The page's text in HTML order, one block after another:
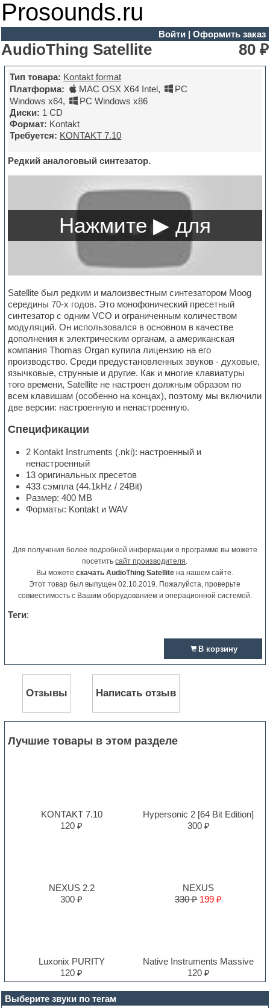
Prosounds.ru
Войти| Оформить заказ
Выберите звуки по тегам
AudioThing Satellite 80 ₽
Тип товара: Kontakt format
Платформа:
MAC OSX X64 Intel,
PC
Windows x64,
PC Windows x86
Диски: 1 CD
Формат: Kontakt
Требуется: KONTAKT 7.10
Редкий аналоговый синтезатор.
Satellite был редким и малоизвестным синтезатором Moog
середины 70-х годов. Это монофонический пресетный
синтезатор с одним VCO и ограниченным количеством
модуляций. Он использовался в основном в качестве
дополнения к электрическим органам, а американская
компания Thomas Organ купила лицензию на его
производство. Среди предустановленных звуков - духовые,
язычковые, струнные и другие. Как и многие клавиатуры
того времени, Satellite не настроен должным образом по
всем клавишам (особенно на концах), поэтому мы включили
две версии: настроенную и ненастроенную.
Спецификации
2 Kontakt Instruments (.nki): настроенный и
ненастроенный
13 оригинальных пресетов
433 сэмпла (44.1kHz / 24Bit)
Размер: 400 MB
Форматы: Kontakt и WAV
Для получения более подробной информации о программе вы можете
посетитьсайт производителя.
Вы можетескачать AudioThing Satellite на нашем сайте.
Этот товар был выпущен 02.10.2019. Пожалуйста, проверьте
совместимость с Вашим оборудованием и операционной системой.
Теги:
В корзину
Отзывы Написать отзыв
Лучшие товары в этом разделе
KONTAKT 7.10
120 ₽
Hypersonic 2 [64 Bit Edition]
300 ₽
NEXUS 2.2
300 ₽
NEXUS
330 ₽ 199 ₽
Luxonix PURITY
120 ₽
Native Instruments Massive
120 ₽